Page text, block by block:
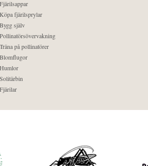
Fjärilsappar
Köpa fjärilsprylar
Bygg själv
Pollinatörsövervakning
Träna på pollinatörer
Blomflugor
Humlor
Solitärbin
Fjärilar